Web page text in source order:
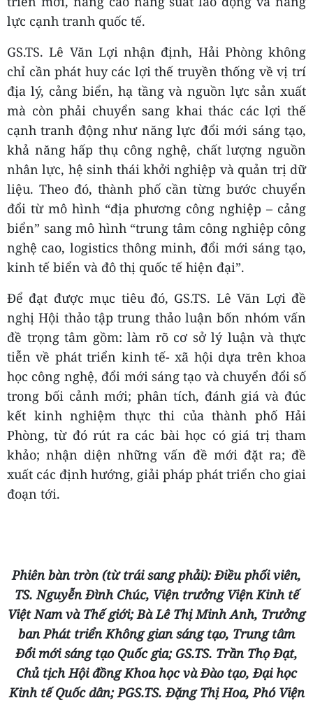
lực cạnh tranh quốc tế.
GS.TS. Lê Văn Lợi nhận định, Hải Phòng không
chỉ cần phát huy các lợi thế truyền thống về vị trí
địa lý, cảng biển, hạ tầng và nguồn lực sản xuất
mà còn phải chuyển sang khai thác các lợi thế
cạnh tranh động như năng lực đổi mới sáng tạo,
khả năng hấp thụ công nghệ, chất lượng nguồn
nhân lực, hệ sinh thái khởi nghiệp và quản trị dữ
liệu. Theo đó, thành phố cần từng bước chuyển
đổi từ mô hình “địa phương công nghiệp – cảng
biển” sang mô hình “trung tâm công nghiệp công
nghệ cao, logistics thông minh, đổi mới sáng tạo,
kinh tế biển và đô thị quốc tế hiện đại”.
Để đạt được mục tiêu đó, GS.TS. Lê Văn Lợi đề
nghị Hội thảo tập trung thảo luận bốn nhóm vấn
đề trọng tâm gồm: làm rõ cơ sở lý luận và thực
tiễn về phát triển kinh tế- xã hội dựa trên khoa
học công nghệ, đổi mới sáng tạo và chuyển đổi số
trong bối cảnh mới; phân tích, đánh giá và đúc
kết kinh nghiệm thực thi của thành phố Hải
Phòng, từ đó rút ra các bài học có giá trị tham
khảo; nhận diện những vấn đề mới đặt ra; đề
xuất các định hướng, giải pháp phát triển cho giai
đoạn tới.